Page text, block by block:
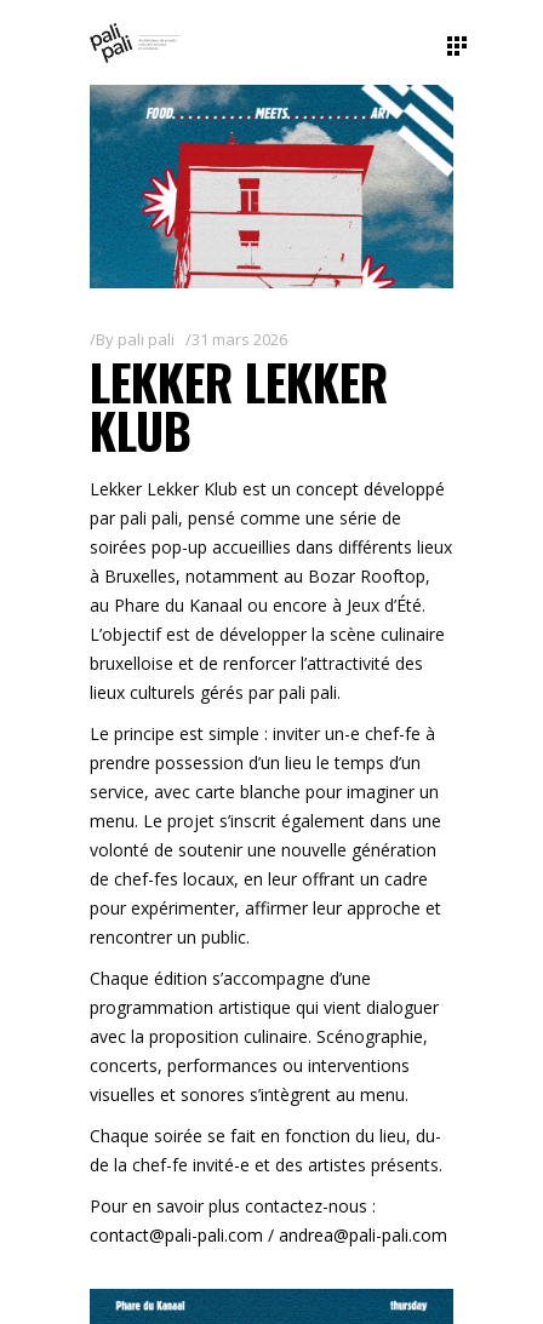
By pali pali 31 mars 2026
LEKKER LEKKER
KLUB
Lekker Lekker Klub est un concept développé
par pali pali, pensé comme une série de
soirées pop-up accueillies dans différents lieux
à Bruxelles, notamment au Bozar Rooftop,
au Phare du Kanaal ou encore à Jeux d’Été.
L’objectif est de développer la scène culinaire
bruxelloise et de renforcer l’attractivité des
lieux culturels gérés par pali pali.
Le principe est simple : inviter un-e chef-fe à
prendre possession d’un lieu le temps d’un
service, avec carte blanche pour imaginer un
menu. Le projet s’inscrit également dans une
volonté de soutenir une nouvelle génération
de chef-fes locaux, en leur offrant un cadre
pour expérimenter, affirmer leur approche et
rencontrer un public.
Chaque édition s’accompagne d’une
programmation artistique qui vient dialoguer
avec la proposition culinaire. Scénographie,
concerts, performances ou interventions
visuelles et sonores s’intègrent au menu.
Chaque soirée se fait en fonction du lieu, du-
de la chef-fe invité-e et des artistes présents.
Pour en savoir plus contactez-nous :
contact@pali-pali.com / andrea@pali-pali.com